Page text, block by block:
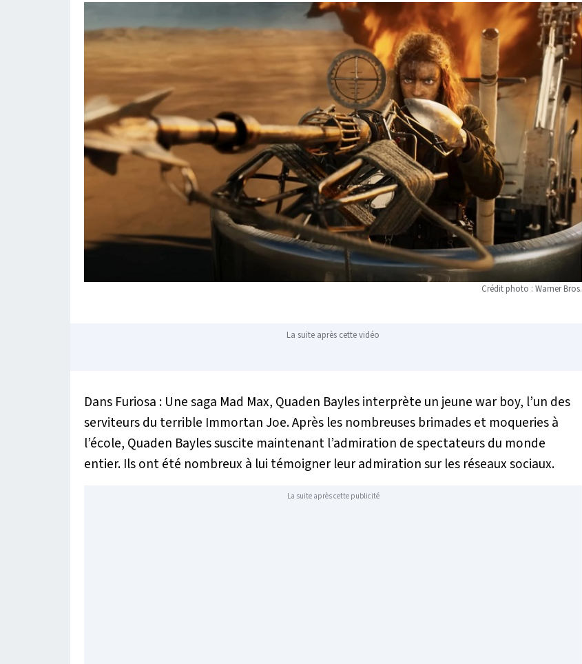
Crédit photo : Warner Bros.
La suite après cette vidéo
Dans Furiosa : Une saga Mad Max, Quaden Bayles interprète un jeune war boy, l’un des
serviteurs du terrible Immortan Joe. Après les nombreuses brimades et moqueries à
l’école, Quaden Bayles suscite maintenant l’admiration de spectateurs du monde
entier. Ils ont été nombreux à lui témoigner leur admiration sur les réseaux sociaux.
La suite après cette publicité